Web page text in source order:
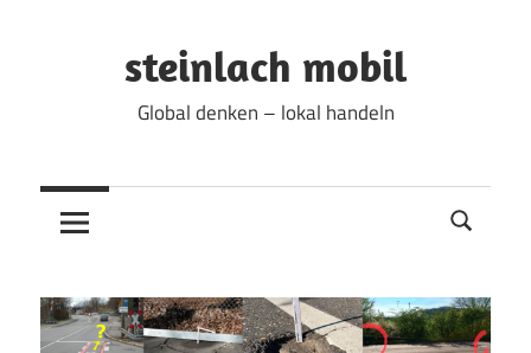
steinlach mobil
Global denken – lokal handeln